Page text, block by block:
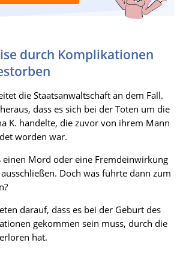
durch Komplikationen
die Staatsanwaltschaft an dem Fall.
dass es sich bei der Toten um die
K. handelte, die zuvor von ihrem Mann
worden war.
Mord oder eine Fremdeinwirkung
Doch was führte dann zum
darauf, dass es bei der Geburt des
gekommen sein muss, durch die
hat.